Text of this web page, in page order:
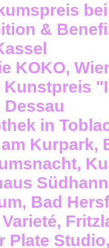
&
KOKO,
Kunstpreis
in
Kurpark,
Bad
Plate